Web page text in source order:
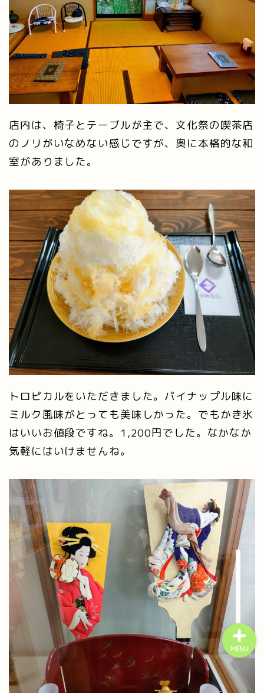
店内は、椅子とテーブルが主で、文化祭の喫茶店
のノリがいなめない感じですが、奥に本格的な和
室がありました。
トロピカルをいただきました。パイナップル味に
ミルク風味がとっても美味しかった。でもかき氷
はいいお値段ですね。1,200円でした。なかなか
気軽にはいけませんね。
MENU
ホーム
プロフィール
お問い合わせ